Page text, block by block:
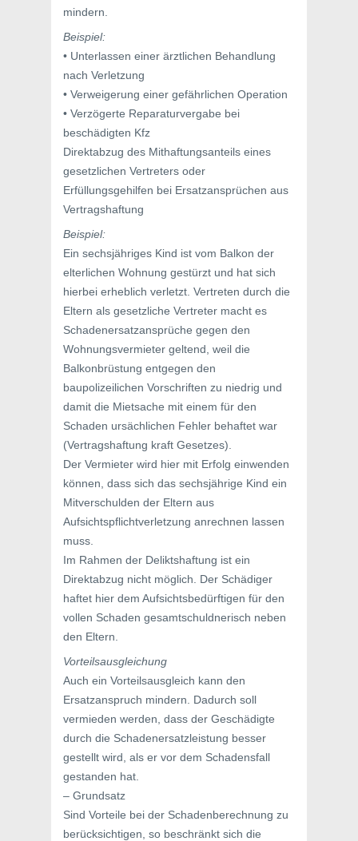
mindern.
Beispiel:
• Unterlassen einer ärztlichen Behandlung
nach Verletzung
• Verweigerung einer gefährlichen Operation
• Verzögerte Reparaturvergabe bei
beschädigten Kfz
Direktabzug des Mithaftungsanteils eines
gesetzlichen Vertreters oder
Erfüllungsgehilfen bei Ersatzansprüchen aus
Vertragshaftung
Beispiel:
Ein sechsjähriges Kind ist vom Balkon der
elterlichen Wohnung gestürzt und hat sich
hierbei erheblich verletzt. Vertreten durch die
Eltern als gesetzliche Vertreter macht es
Schadenersatzansprüche gegen den
Wohnungsvermieter geltend, weil die
Balkonbrüstung entgegen den
baupolizeilichen Vorschriften zu niedrig und
damit die Mietsache mit einem für den
Schaden ursächlichen Fehler behaftet war
(Vertragshaftung kraft Gesetzes).
Der Vermieter wird hier mit Erfolg einwenden
können, dass sich das sechsjährige Kind ein
Mitverschulden der Eltern aus
Aufsichtspflichtverletzung anrechnen lassen
muss.
Im Rahmen der Deliktshaftung ist ein
Direktabzug nicht möglich. Der Schädiger
haftet hier dem Aufsichtsbedürftigen für den
vollen Schaden gesamtschuldnerisch neben
den Eltern.
Vorteilsausgleichung
Auch ein Vorteilsausgleich kann den
Ersatzanspruch mindern. Dadurch soll
vermieden werden, dass der Geschädigte
durch die Schadenersatzleistung besser
gestellt wird, als er vor dem Schadensfall
gestanden hat.
– Grundsatz
Sind Vorteile bei der Schadenberechnung zu
berücksichtigen, so beschränkt sich die